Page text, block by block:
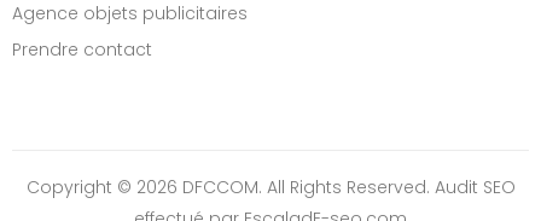
Agence objets publicitaires
Prendre contact
Copyright © 2026 DFCCOM. All Rights Reserved. Audit SEO